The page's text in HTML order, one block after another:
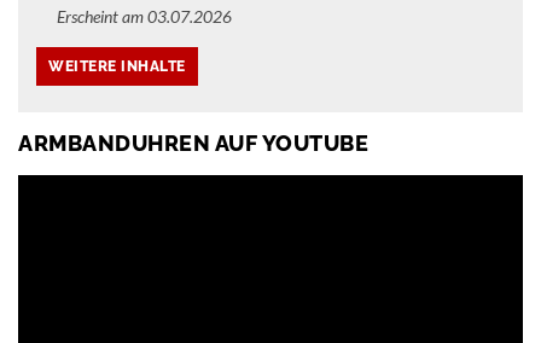
Erscheint am 03.07.2026
ARMBANDUHREN AUF YOUTUBE